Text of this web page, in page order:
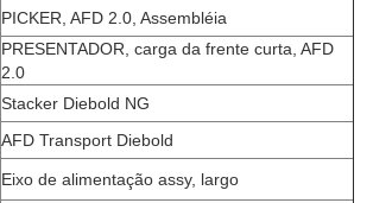
PICKER, AFD 2.0, Assembléia
PRESENTADOR, carga da frente curta, AFD
2.0
Stacker Diebold NG
AFD Transport Diebold
Eixo de alimentação assy, largo